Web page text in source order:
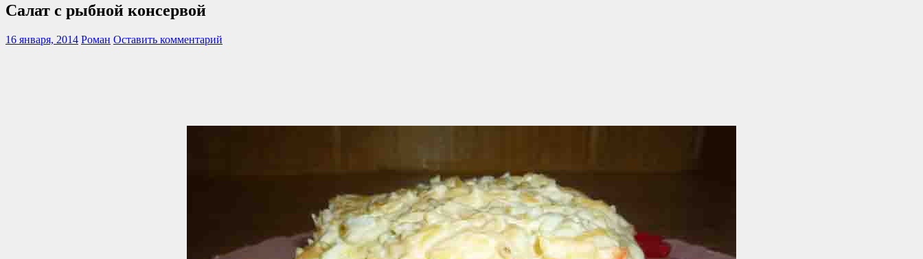
Салат с рыбной консервой
16 января, 2014 Роман Оставить комментарий